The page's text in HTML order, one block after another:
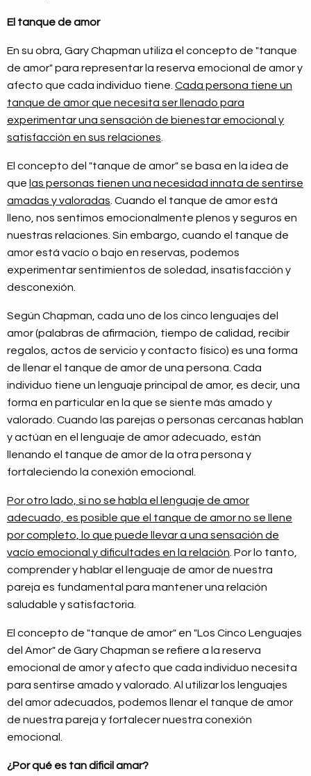
El tanque de amor
En su obra, Gary Chapman utiliza el concepto de "tanque
de amor" para representar la reserva emocional de amor y
afecto que cada individuo tiene. Cada persona tiene un
tanque de amor que necesita ser llenado para
experimentar una sensación de bienestar emocional y
satisfacción en sus relaciones
El concepto del "tanque de amor" se basa en la idea de
que las personas tienen una necesidad innata de sentirse
amadas y valoradas . Cuando el tanque de amor está
lleno, nos sentimos emocionalmente plenos y seguros en
nuestras relaciones. Sin embargo, cuando el tanque de
amor está vacío o bajo en reservas, podemos
experimentar sentimientos de soledad, insatisfacción y
desconexión.
Según Chapman, cada uno de los cinco lenguajes del
amor (palabras de afirmación, tiempo de calidad, recibir
regalos, actos de servicio y contacto físico) es una forma
de llenar el tanque de amor de una persona. Cada
individuo tiene un lenguaje principal de amor, es decir, una
forma en particular en la que se siente más amado y
valorado. Cuando las parejas o personas cercanas hablan
y actúan en el lenguaje de amor adecuado, están
llenando el tanque de amor de la otra persona y
fortaleciendo la conexión emocional.
Por otro lado, si no se habla el lenguaje de amor
adecuado, es posible que el tanque de amor no se llene
por completo, lo que puede llevar a una sensación de
vacío emocional y dificultades en la relación . Por lo tanto,
comprender y hablar el lenguaje de amor de nuestra
pareja es fundamental para mantener una relación
saludable y satisfactoria.
El concepto de "tanque de amor" en "Los Cinco Lenguajes
del Amor" de Gary Chapman se refiere a la reserva
emocional de amor y afecto que cada individuo necesita
para sentirse amado y valorado. Al utilizar los lenguajes
del amor adecuados, podemos llenar el tanque de amor
de nuestra pareja y fortalecer nuestra conexión
emocional.
¿Por qué es tan dificil amar?